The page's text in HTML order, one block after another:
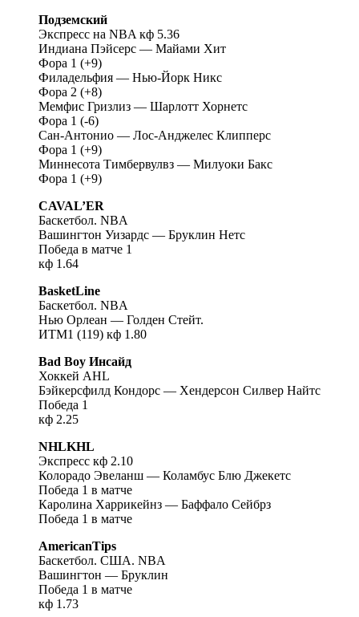
Подземский
Экспресс на NBA кф 5.36
Индиана Пэйсерс — Майами Хит
Фора 1 (+9)
Филадельфия — Нью-Йорк Никс
Фора 2 (+8)
Мемфис Гризлиз — Шарлотт Хорнетс
Фора 1 (-6)
Сан-Антонио — Лос-Анджелес Клипперс
Фора 1 (+9)
Миннесота Тимбервулвз — Милуоки Бакс
Фора 1 (+9)
CAVAL’ER
Баскетбол. NBA
Вашингтон Уизардс — Бруклин Нетс
Победа в матче 1
кф 1.64
BasketLine
Баскетбол. NBA
Нью Орлеан — Голден Стейт.
ИТМ1 (119) кф 1.80
Bad Boy Инсайд
Хоккей AHL
Бэйкерсфилд Кондорс — Хендерсон Силвер Найтс
Победа 1
кф 2.25
NHLKHL
Экспресс кф 2.10
Колорадо Эвеланш — Коламбус Блю Джекетс
Победа 1 в матче
Каролина Харрикейнз — Баффало Сейбрз
Победа 1 в матче
AmericanTips
Баскетбол. США. NBA
Вашингтон — Бруклин
Победа 1 в матче
кф 1.73